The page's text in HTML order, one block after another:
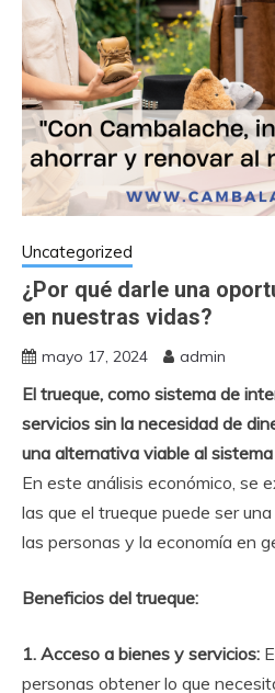
Uncategorized
¿Por qué darle una
en nuestras vidas?
mayo 17, 2024 admin
El trueque, como sistema de
servicios sin la necesidad de
una alternativa viable al
En este análisis económico, se
las que el trueque puede ser
las personas y la economía en
Beneficios del trueque:
1. Acceso a bienes y servicios:
personas obtener lo que